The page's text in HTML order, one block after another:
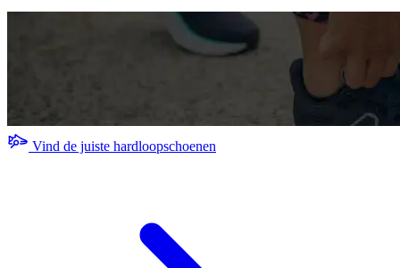
Vind de juiste hardloopschoenen